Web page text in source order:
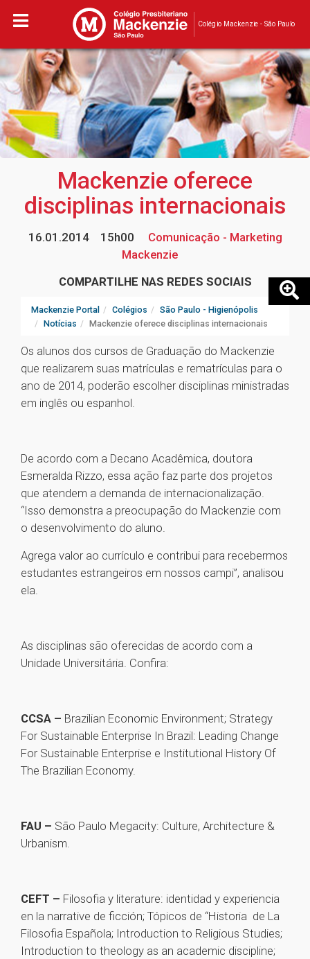
Colégio Mackenzie - São Paulo
Mackenzie oferece
disciplinas internacionais
16.01.2014 15h00
Comunicação - Marketing
Mackenzie
COMPARTILHE NAS REDES SOCIAIS
Mackenzie Portal Colégios
São Paulo - Higienópolis
Notícias
Mackenzie oferece disciplinas internacionais
Os alunos dos cursos de Graduação do Mackenzie
que realizarem suas matrículas e rematrículas para o
ano de 2014, poderão escolher disciplinas ministradas
em inglês ou espanhol.
De acordo com a Decano Acadêmica, doutora
Esmeralda Rizzo, essa ação faz parte dos projetos
que atendem a demanda de internacionalização.
“Isso demonstra a preocupação do Mackenzie com
o desenvolvimento do aluno.
Agrega valor ao currículo e contribui para recebermos
estudantes estrangeiros em nossos campi”, analisou
ela.
As disciplinas são oferecidas de acordo com a
Unidade Universitária. Confira:
CCSA – Brazilian Economic Environment; Strategy
For Sustainable Enterprise In Brazil: Leading Change
For Sustainable Enterprise e Institutional History Of
The Brazilian Economy.
FAU – São Paulo Megacity: Culture, Architecture &
Urbanism.
CEFT – Filosofia y literature: identidad y experiencia
en la narrative de ficción; Tópicos de “Historia de La
Filosofia Española; Introduction to Religious Studies;
Introduction to theology as an academic discipline;